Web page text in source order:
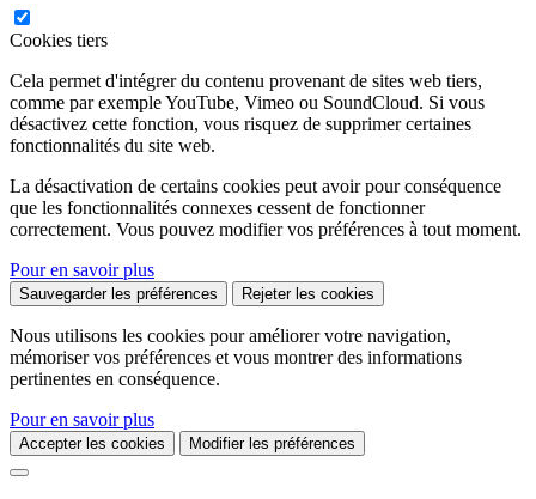
Cookies tiers
Cela permet d'intégrer du contenu provenant de sites web tiers,
comme par exemple YouTube, Vimeo ou SoundCloud. Si vous
désactivez cette fonction, vous risquez de supprimer certaines
fonctionnalités du site web.
La désactivation de certains cookies peut avoir pour conséquence
que les fonctionnalités connexes cessent de fonctionner
correctement. Vous pouvez modifier vos préférences à tout moment.
Pour en savoir plus
Sauvegarder les préférences Rejeter les cookies
Nous utilisons les cookies pour améliorer votre navigation,
mémoriser vos préférences et vous montrer des informations
pertinentes en conséquence.
Pour en savoir plus
Accepter les cookies Modifier les préférences